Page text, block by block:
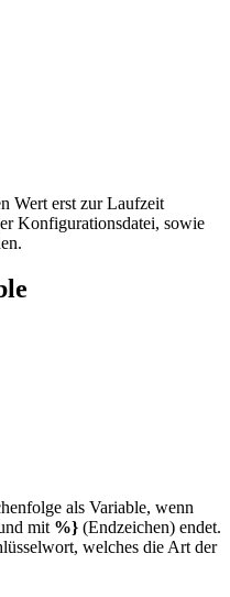
Wert erst zur Laufzeit
Konfigurationsdatei, sowie
als Variable, wenn
mit %} (Endzeichen) endet.
welches die Art der